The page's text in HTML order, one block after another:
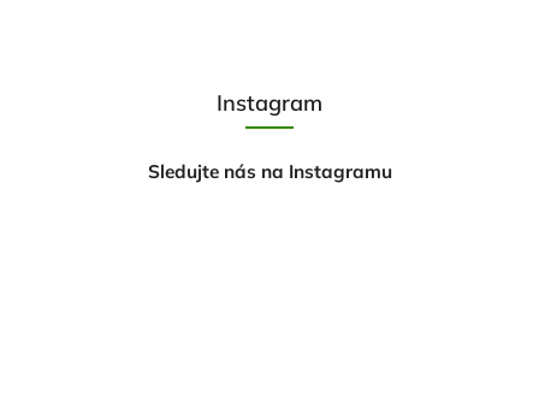
Instagram
Sledujte nás na Instagramu